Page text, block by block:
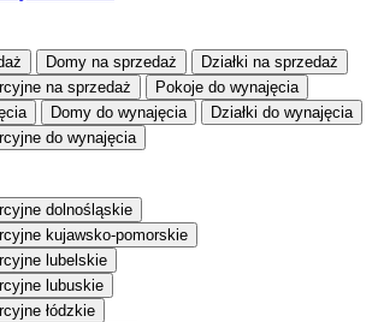
Domy na sprzedaż Działki na sprzedaż
na sprzedaż Pokoje do wynajęcia
Domy do wynajęcia Działki do wynajęcia
do wynajęcia
dolnośląskie
kujawsko-pomorskie
lubelskie
lubuskie
łódzkie